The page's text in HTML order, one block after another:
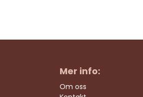
Mer info:
Om oss